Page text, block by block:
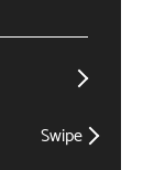
Swipe